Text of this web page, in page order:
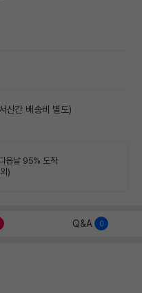
산간 배송비 별도)
다음날 95% 도착
)
Q&A 0